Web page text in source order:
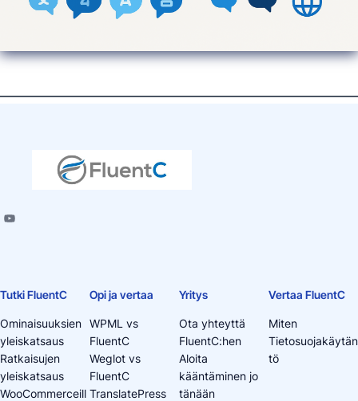
Tutki FluentC
Ominaisuuksien
yleiskatsaus
Ratkaisujen
yleiskatsaus
WooCommerceill
Opi ja vertaa
WPML vs
FluentC
Weglot vs
FluentC
TranslatePress
Yritys
Ota yhteyttä
FluentC:hen
Aloita
kääntäminen jo
tänään
Vertaa FluentC
Miten
Tietosuojakäytän
tö